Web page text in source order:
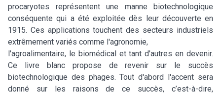
procaryotes représentent une manne biotechnologique
conséquente qui a été exploitée dès leur découverte en
1915. Ces applications touchent des secteurs industriels
extrêmement variés comme l'agronomie,
l'agroalimentaire, le biomédical et tant d'autres en devenir.
Ce livre blanc propose de revenir sur le succès
biotechnologique des phages. Tout d'abord l'accent sera
donné sur les raisons de ce succès, c’est-à-dire,